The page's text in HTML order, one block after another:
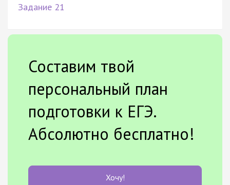
Задание 21
Составим твой
персональный план
подготовки к ЕГЭ.
Абсолютно бесплатно!
Хочу!